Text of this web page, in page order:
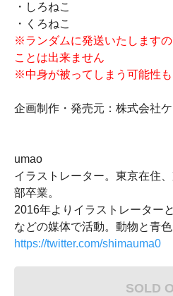
・しろねこ
・くろねこ
※ランダムに発送いたします
ことは出来ません
※中身が被ってしまう可能性
企画制作・発売元：株式会社
umao
イラストレーター。東京在住
部卒業。
2016年よりイラストレーター
などの媒体で活動。動物と青色
https://twitter.com/shimauma0
SOLD